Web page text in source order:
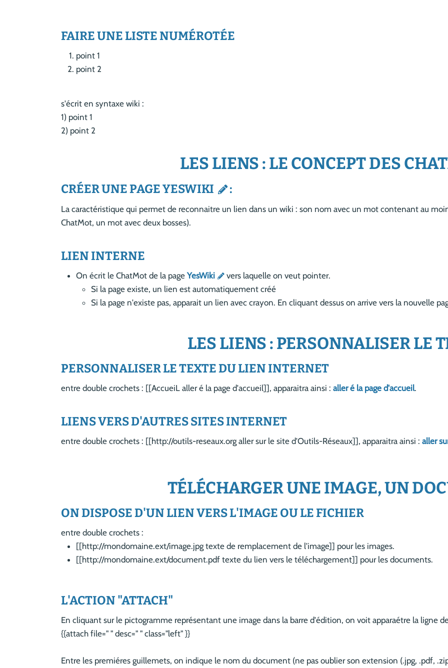
FAIRE UNE LISTE NUMÉROTÉE
point 1
point 2
s'écrit en syntaxe wiki :
1) point 1
2) point 2
LES LIENS : LE CONCEPT DES
CRÉER UNE PAGEYESWIKI :
La caractéristique qui permet de reconnaitre un lien dans un wiki : son nom avec un mot contenant au
ChatMot, un mot avec deux bosses).
LIEN INTERNE
On écrit le ChatMot de la pageYesWiki
vers laquelle on veut pointer.
Si la page existe, un lien est automatiquement créé
Si la page n'existe pas, apparait un lien avec crayon. En cliquant dessus on arrive vers la nouvelle
LES LIENS : PERSONNALISER LE
PERSONNALISER LE TEXTE DU LIEN INTERNET
entre double crochets : [[AccueiL aller é la page d'accueil]], apparaitra ainsi : aller é la page d'accueil.
LIENS VERS D'AUTRES SITES INTERNET
entre double crochets : [[http://outils-reseaux.org aller sur le site d'Outils-Réseaux]], apparaitra ainsi : aller
TÉLÉCHARGER UNE IMAGE, UN
ON DISPOSE D'UN LIEN VERS L'IMAGE OU LE FICHIER
entre double crochets :
[[http://mondomaine.ext/image.jpg texte de remplacement de l'image]] pour les images.
[[http://mondomaine.ext/document.pdf texte du lien vers le téléchargement]] pour les documents.
L'ACTION "ATTACH"
En cliquant sur le pictogramme représentant une image dans la barre d'édition, on voit apparaétre la ligne
{{attach file=" " desc=" " class="left" }}
Entre les premiéres guillemets, on indique le nom du document (ne pas oublier son extension (.jpg, .pdf,